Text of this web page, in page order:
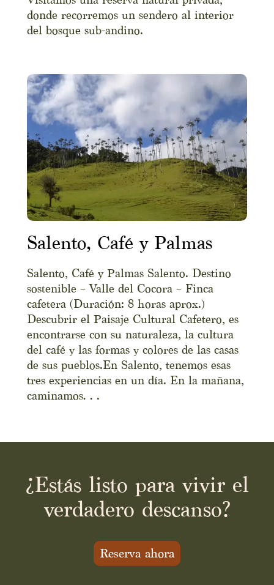
donde recorremos un sendero al interior
del bosque sub-andino.
Salento, Café y Palmas
Salento, Café y Palmas Salento. Destino
sostenible – Valle del Cocora – Finca
cafetera (Duración: 8 horas aprox.)
Descubrir el Paisaje Cultural Cafetero, es
encontrarse con su naturaleza, la cultura
del café y las formas y colores de las casas
de sus pueblos.En Salento, tenemos esas
tres experiencias en un día. En la mañana,
caminamos…
¿Estás listo para vivir el
verdadero descanso?
Reserva ahora